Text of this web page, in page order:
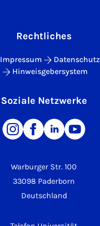
Warburger Str. 100
33098 Paderborn
Deutschland
Rechtliches
Impressum
Datenschutz
Hinweisgebersystem
Soziale Netzwerke